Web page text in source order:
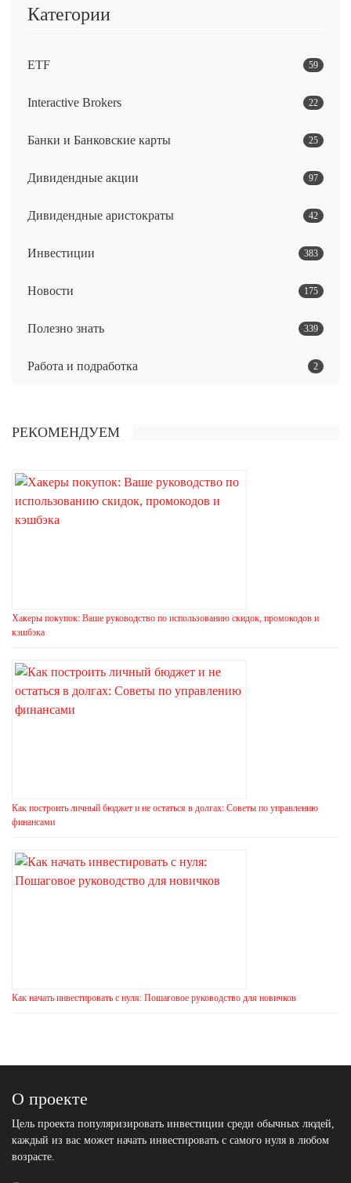
Категории
ETF 59
Interactive Brokers 22
Банки и Банковские карты 25
Дивидендные акции 97
Дивидендные аристократы 42
Инвестиции 383
Новости 175
Полезно знать 339
Работа и подработка 2
РЕКОМЕНДУЕМ
Хакеры покупок: Ваше руководство по использованию скидок, промокодов и
кэшбэка
Как построить личный бюджет и не остаться в долгах: Советы по управлению
финансами
Как начать инвестировать с нуля: Пошаговое руководство для новичков
О проекте
Цель проекта популяризировать инвестиции среди обычных людей,
каждый из вас может начать инвестировать с самого нуля в любом
возрасте.